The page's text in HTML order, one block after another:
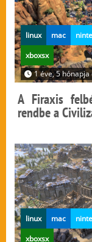
linux mac
xboxsx
1 éve, 5
A Firaxis
rendbe a
linux mac
xboxsx